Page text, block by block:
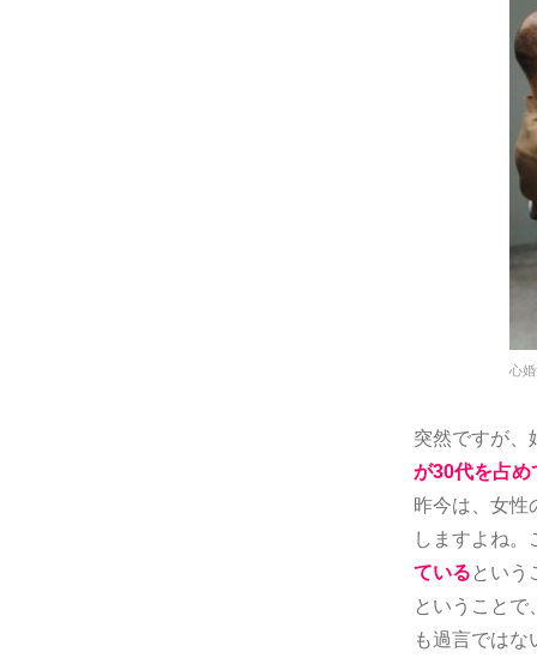
心
突然ですが、
が30代を占め
昨今は、女性
しますよね
ている という
ということ
も過言ではな